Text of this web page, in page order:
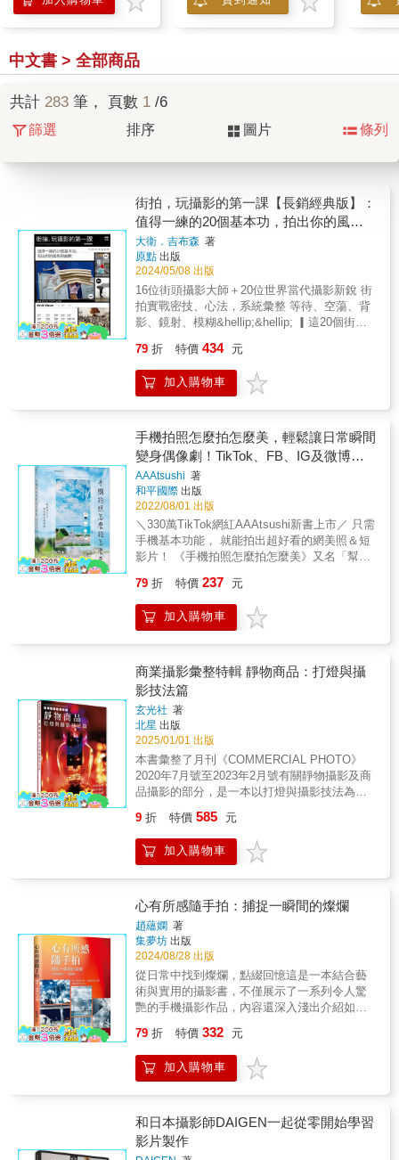
中文書 > 全部商品
共計 283 筆， 頁數 1 /6
篩選 排序 圖片 條列
街拍，玩攝影的第一課【長銷經典版】：
值得一練的20個基本功，拍出你的風格
與幽默
大衛．吉布森 著
原點 出版
2024/05/08 出版
16位街頭攝影大師＋20位世界當代攝影新銳 街
拍實戰密技、心法，系統彙整 等待、空蕩、背
影、鏡射、模糊&hellip;&hellip; ▎這20個街拍
│安靜│抽象│靜止│主體 5大主題，20個拍攝行
動， 揭開決定性瞬間的祕密，破解好照片的法
則 讓你的作品在社群網站中脫穎而出！ ●這些
不到的街拍困惑，終於找到解答 ●倫敦TATE
MODERN工作坊教師，職人級解析大師作品經
典攝影集 ●20位全球當代頂尖新銳示範，掌握
當下的街拍風格與新脈動 ▎掌握基本心法，讓
你的作品在社群網站中脫穎而出！ 攝影一定要
拍人嗎？如何營造空蕩的美感？鏡射、倒影，
如何靈活應用，比拍到真人更耐人尋味？如何
等，才能等到好照片？如何跟對人，竟能跟出
決定性瞬間？跟蹤五分鐘以上，不僅不實際，
拍不到好照片，還會嚇到人？大師都是抓什麼
也有一種姿態嗎？是否值得拍攝？布列松的作
品主題，其實是幾何構圖？這些看似非技巧的
攝影點，其實才是拍出好照片的主因？！「熱
體」，作者歸納出五大主題，背後暗藏著捕捉
影像的根本法則，更是攝影新手一定要練的拍
攝計畫。 ▎16位街頭攝影大師＋20位世界當代
攝影新銳，跟著作者進入大師的街拍魂 1、布
列松的作品並非總是仰賴人，真正的主題是幾
何。 2、近身接觸過東京黑道的攝影師Bruce
Gilden，總是用近距離突襲被攝者。 3、崛起於
Flickr的莫斯科女攝影家Maria Plotnikova，因
口伸真正的街頭動力來自《當代街頭攝影》選
集，以及從這本書衍生而來的線上活動，之後
更加入了最多網路粉絲的Steet Photographers
街頭攝影學會。 5、主要以手機拍照的Oliver
Lang，特別成立了Mobile Photo Network分享
手機照片。 6、做了四十年心理醫生的Jack
Simon自學攝影，目前是Burn My Eye （網路
攝影新浪潮，最有野心的攝影學會）的會員之
一。 藉著臉書、Instagram、flickr等媒介，街
頭攝影已經成為新世代的影像顯學，跟著作者
進入大師的街拍魂，一起用20個經典街拍計
畫，探索好攝影吧！ ▎百位攝影人都是從街拍
開始，練出經驗與手感 梅耶若維茲說：在羅
伯．法蘭克成名前，他就已經在街上認識他
都是從街頭開始，練出行走街巷一定要有的敏
銳度。這本書，就是最珍貴的街頭經驗談。作
者從事街頭攝影逾25年，經由爬梳街頭攝影
蹤、陰影、鏡射&hellip;&hellip;將影像決定性瞬
間的祕密，化為具體的20個經典拍攝計畫，帶
領讀者完全參透影像魅力的成因。 【這些技
79 折 特價 434 元
加入購物車
手機拍照怎麼拍怎麼美，輕鬆讓日常瞬間
變身偶像劇！TikTok、FB、IG及微博都
好用，日本330萬人氣內
AAAtsushi 著
和平國際 出版
2022/08/01 出版
＼330萬TikTok網紅AAAtsushi新書上市／ 只需
手機基本功能， 就能拍出超好看的網美照＆短
影片！ 《手機拍照怎麼拍怎麼美》又名「幫女
「脫單加分指南」！ 不希罕脫單的，它一樣能
讓你拍出美照〜（可別浪費你花了X萬元買的手
機啊） ★「把人家的腿拍長一點」，遇到這種
燈節怎麼拍？ 是不是一不小心就燈亮臉黑黑？
這樣對焦保證不失誤！ ★出大景了！想拍卻拍
不出來？ 快！橫拿手機＋啟動全景模式，美照
GET！ ★明明是在不同地方拍的，怎麼每張照
片都這麼像？ 注意！適度留白＋這樣構圖，就
能留下美好回（照）憶（片）！ 台灣也有的
「天空階梯」「盪鞦韆」打卡點，這樣取景，
不必拍1000張就可以有夢幻美照〜 日本超人氣
TikTok網紅AAAtsushi所分享的照片及影片創作
技巧，不只好用，還不必花錢下載APP。這也
前已有330萬追隨者。至今他依舊持續不懈地上
傳各種拍照及攝影剪輯方法。 重點是：無論你
習慣使用哪種社群網站，本書所提供的構圖方
79 折 特價 237 元
加入購物車
商業攝影彙整特輯 靜物商品：打燈與攝
影技法篇
玄光社 著
北星 出版
2025/01/01 出版
本書彙整了月刊《COMMERCIAL PHOTO》
2020年7月號至2023年2月號有關靜物攝影及商
品攝影的部分，是一本以打燈與攝影技法為主
﹝2023年2月號﹞化妝品攝影有各式各樣的表現
手法，比如呈現包裝的材質、化妝品的質感或
是能夠表達產品形象的構圖等等。本節將介紹8
號﹞誘惑讀者五感的料理寫真究竟是怎麼捕捉
那最美味的瞬間呢？amana的Sizzle攝影專業團
隊hue旗下的攝影師們將會為我們解說料理寫真
獨有的技法及重點。最強商品攝影打燈﹝2020
年7月號﹞雖然都叫作「商品攝影」，但拍攝主
體可說是五花八門、各式各樣。本章挑選10種
主要拍攝主體，請各領域共10位攝影專家為我
們進行打燈解說。他們究竟會針對不同拍攝主
體及攝影主題佈置出什麼樣的燈光環境呢？讓
答﹝2022年7月號﹞商品攝影的拍攝主體中，拍
攝難度最高的是珠寶、手錶、化妝品及玻璃瓶
等「發光物」。清楚意識到倒影與反光的打燈
候還能透過光影平衡讓商品看起來更美麗、更
具高級感。在這次的特輯中，將透過活用各種
9 折 特價 585 元
加入購物車
心有所感隨手拍：捕捉一瞬間的燦爛
趙蘊嫻 著
集夢坊 出版
2024/08/28 出版
從日常中找到燦爛，點綴回憶這是一本結合藝
術與實用的攝影書，不僅展示了一系列令人驚
艷的手機攝影作品，內容還深入淺出介紹如何
一同探索那些常被忽略的瞬間，用手機留住生
命中的光芒和色彩，從而豐富自己的生活體驗
和藝術實踐，探索攝影藝術如何捕捉並反映人
覺魔術講眼見不為憑到等待景色的實例，在這
篇章中，景色在平常可能再平凡不過，即使身
邊有無數的美，只要少了攝影眼光，也會失之
79 折 特價 332 元
加入購物車
和日本攝影師DAIGEN一起從零開始學習
影片製作